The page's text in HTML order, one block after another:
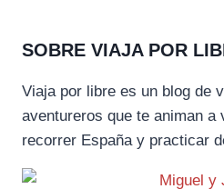
SOBRE VIAJA POR
Viaja por libre es un blog de
aventureros que te animan a
recorrer España y practicar